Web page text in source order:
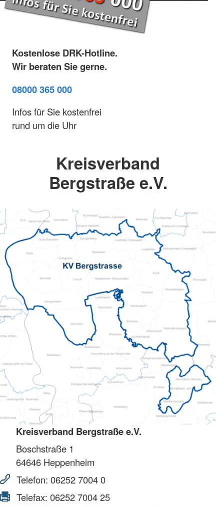
Kostenlose DRK-Hotline.
Wir beraten Sie gerne.
08000 365 000
Infos für Sie kostenfrei
rund um die Uhr
Kreisverband
Bergstraße e.V.
Kreisverband Bergstraße e.V.
Boschstraße 1
64646 Heppenheim
Telefon: 06252 7004 0
Telefax: 06252 7004 25